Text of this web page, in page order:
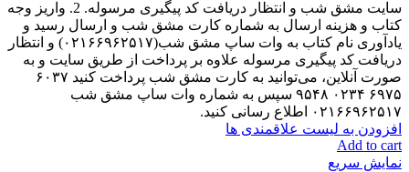
سایت مشق شب و انتظار دریافت کد پیگیری مرسوله. 2. واریز وجه
کتاب و هزینه ارسال به شماره کارت مشق شب و ارسال رسید و
یادآوری نام کتاب به وات ساپ مشق شب(۰۲۱۶۶۹۶۲۵۱۷) و انتظار
دریافت کد پیگیری مرسوله علاوه بر پرداخت از طریق سایت و به
صورت آنلاین، می‌توانید به کارت مشق شب پرداخت کنید ۶۰۳۷
۶۹۷۵ ۰۲۳۴ ۹۵۴۸ سپس به شماره وات ساپ مشق شب
۰۲۱۶۶۹۶۲۵۱۷ اطلاع رسانی کنید.
افزودن به لیست علاقمندی ها
Add to cart
نمایش سریع